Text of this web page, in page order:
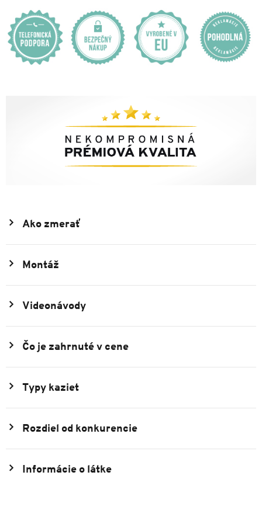
Ako zmerať
Montáž
Videonávody
Čo je zahrnuté v cene
Typy kaziet
Rozdiel od konkurencie
Informácie o látke